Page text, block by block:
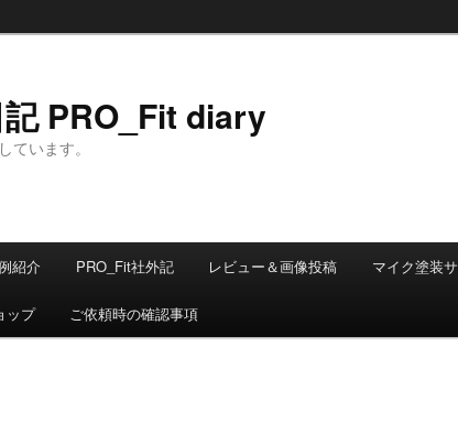
PRO_Fit diary
います。
紹介 PRO_Fit社外記 レビュー＆画像投稿 マイク塗装
ップ ご依頼時の確認事項